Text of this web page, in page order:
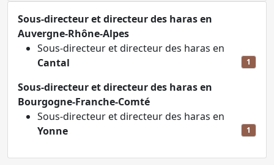
Sous-directeur et directeur des haras en
Auvergne-Rhône-Alpes
Sous-directeur et directeur des haras en
Cantal
1
Sous-directeur et directeur des haras en
Bourgogne-Franche-Comté
Sous-directeur et directeur des haras en
Yonne
1